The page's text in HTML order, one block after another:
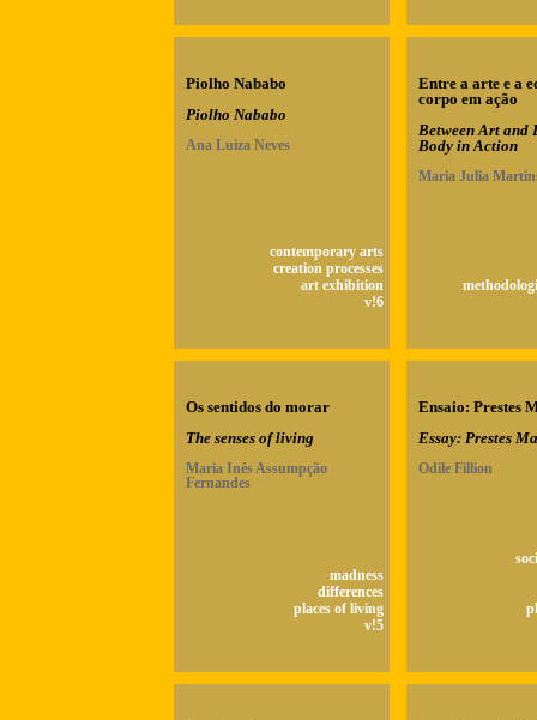
Piolho Nababo
Piolho Nababo
Ana Luiza Neves
contemporary arts
creation processes
art exhibition
v!6
Entre a arte e a
corpo em ação
Between Art and
Body in Action
Maria Julia
Os sentidos do morar
The senses of living
Maria Inês Assumpção
Fernandes
madness
differences
places of living
v!5
Ensaio: Prestes
Essay: Prestes
Odile Fillion